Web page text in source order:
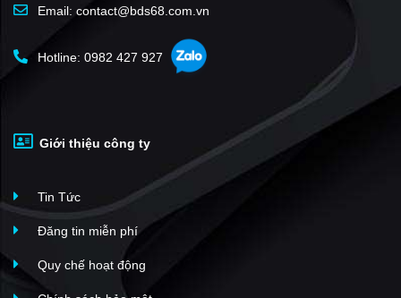
Email: contact@bds68.com.vn
Hotline: 0982 427 927
Giới thiệu công ty
Tin Tức
Đăng tin miễn phí
Quy chế hoạt động